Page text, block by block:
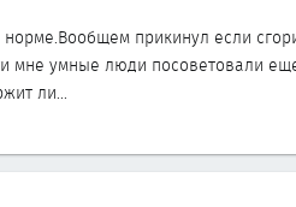
прикинул если
мне умные люди посоветовали
ли...